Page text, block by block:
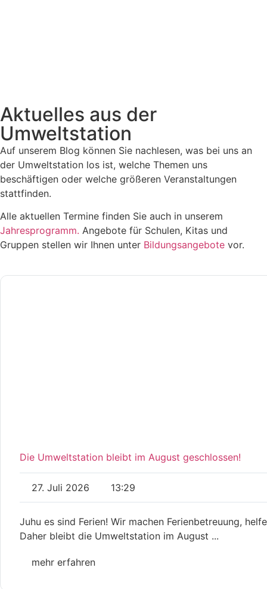
Aktuelles aus der
Umweltstation
Auf unserem Blog können Sie nachlesen, was bei uns an
der Umweltstation los ist, welche Themen uns
beschäftigen oder welche größeren Veranstaltungen
stattfinden.
Alle aktuellen Termine finden Sie auch in unserem
Jahresprogramm. Angebote für Schulen, Kitas und
Gruppen stellen wir Ihnen unter Bildungsangebote vor.
Die Umweltstation bleibt im August geschlossen!
27. Juli 2026 13:29
Juhu es sind Ferien! Wir machen Ferienbetreuung,
Daher bleibt die Umweltstation im August ...
mehr erfahren